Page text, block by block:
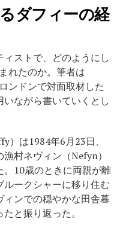
ダフィーの経
ストで、どのようにし
れたのか。筆者は
ンドンで対面取材した
ながら書いていくとし
）は1984年6月23日、
村ネヴィン（Nefyn）
10歳のときに両親が離
ークシャーに移り住む
ンでの穏やかな田舎暮
と振り返った。